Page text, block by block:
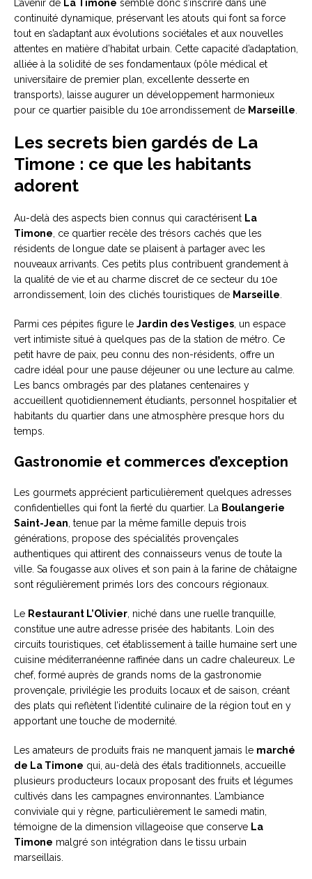
L’avenir de La Timone semble donc s’inscrire dans une
continuité dynamique, préservant les atouts qui font sa force
tout en s’adaptant aux évolutions sociétales et aux nouvelles
attentes en matière d’habitat urbain. Cette capacité d’adaptation,
alliée à la solidité de ses fondamentaux (pôle médical et
universitaire de premier plan, excellente desserte en
transports), laisse augurer un développement harmonieux
pour ce quartier paisible du 10e arrondissement de Marseille.
Les secrets bien gardés de La
Timone : ce que les habitants
adorent
Au-delà des aspects bien connus qui caractérisent La
Timone, ce quartier recèle des trésors cachés que les
résidents de longue date se plaisent à partager avec les
nouveaux arrivants. Ces petits plus contribuent grandement à
la qualité de vie et au charme discret de ce secteur du 10e
arrondissement, loin des clichés touristiques de Marseille.
Parmi ces pépites figure le Jardin des Vestiges, un espace
vert intimiste situé à quelques pas de la station de métro. Ce
petit havre de paix, peu connu des non-résidents, offre un
cadre idéal pour une pause déjeuner ou une lecture au calme.
Les bancs ombragés par des platanes centenaires y
accueillent quotidiennement étudiants, personnel hospitalier et
habitants du quartier dans une atmosphère presque hors du
temps.
Gastronomie et commerces d’exception
Les gourmets apprécient particulièrement quelques adresses
confidentielles qui font la fierté du quartier. La Boulangerie
Saint-Jean, tenue par la même famille depuis trois
générations, propose des spécialités provençales
authentiques qui attirent des connaisseurs venus de toute la
ville. Sa fougasse aux olives et son pain à la farine de châtaigne
sont régulièrement primés lors des concours régionaux.
Le Restaurant L’Olivier, niché dans une ruelle tranquille,
constitue une autre adresse prisée des habitants. Loin des
circuits touristiques, cet établissement à taille humaine sert une
cuisine méditerranéenne raffinée dans un cadre chaleureux. Le
chef, formé auprès de grands noms de la gastronomie
provençale, privilégie les produits locaux et de saison, créant
des plats qui reflètent l’identité culinaire de la région tout en y
apportant une touche de modernité.
Les amateurs de produits frais ne manquent jamais le marché
de La Timone qui, au-delà des étals traditionnels, accueille
plusieurs producteurs locaux proposant des fruits et légumes
cultivés dans les campagnes environnantes. L’ambiance
conviviale qui y règne, particulièrement le samedi matin,
témoigne de la dimension villageoise que conserve La
Timone malgré son intégration dans le tissu urbain
marseillais.